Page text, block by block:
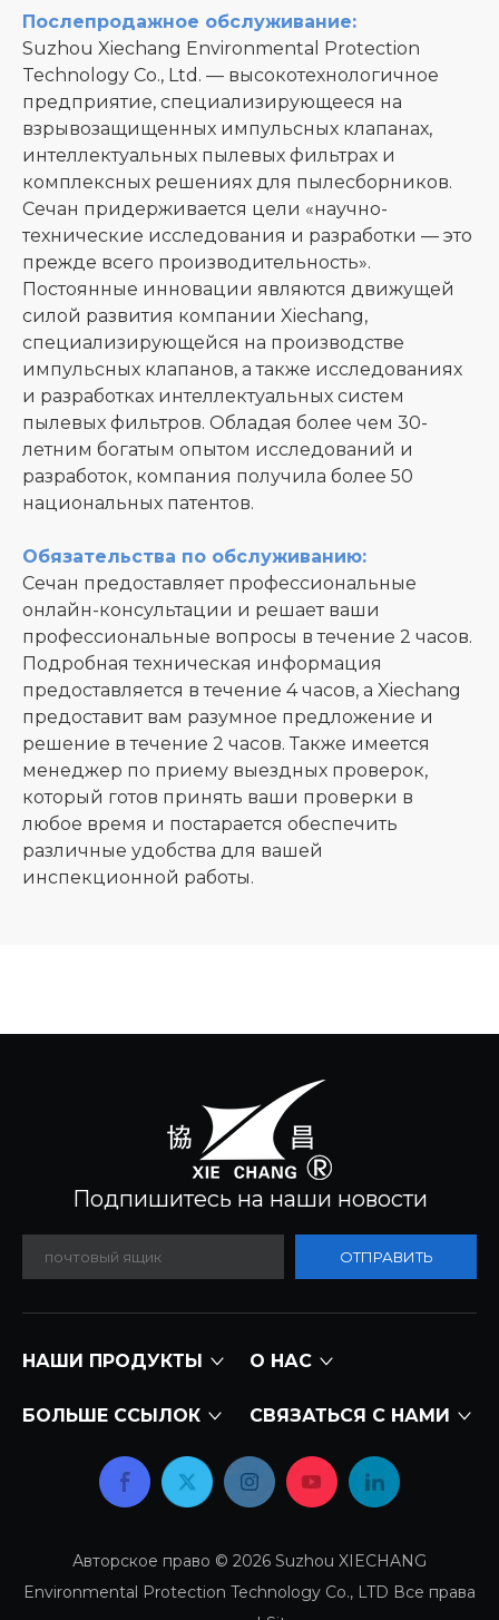
Послепродажное обслуживание:
Suzhou Xiechang Environmental Protection
Technology Co., Ltd. — высокотехнологичное
предприятие, специализирующееся на
взрывозащищенных импульсных клапанах,
интеллектуальных пылевых фильтрах и
комплексных решениях для пылесборников.
Сечан придерживается цели «научно-
технические исследования и разработки — это
прежде всего производительность».
Постоянные инновации являются движущей
силой развития компании Xiechang,
специализирующейся на производстве
импульсных клапанов, а также исследованиях
и разработках интеллектуальных систем
пылевых фильтров. Обладая более чем 30-
летним богатым опытом исследований и
разработок, компания получила более 50
национальных патентов.
Обязательства по обслуживанию:
Сечан предоставляет профессиональные
онлайн-консультации и решает ваши
профессиональные вопросы в течение 2 часов.
Подробная техническая информация
предоставляется в течение 4 часов, а Xiechang
предоставит вам разумное предложение и
решение в течение 2 часов. Также имеется
менеджер по приему выездных проверок,
который готов принять ваши проверки в
любое время и постарается обеспечить
различные удобства для вашей
инспекционной работы.
Подпишитесь на наши новости​​​​​​​
ОТПРАВИТЬ
НАШИ ПРОДУКТЫ О НАС
БОЛЬШЕ ССЫЛОК СВЯЗАТЬСЯ С НАМИ
Авторское право © 2026 Suzhou XIECHANG
Environmental Protection Technology Co., LTD Все права